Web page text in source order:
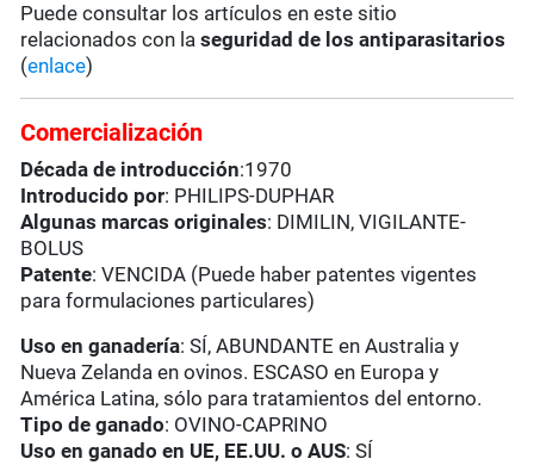
Puede consultar los artículos en este sitio
relacionados con laseguridad de los antiparasitarios
(enlace)
Comercialización
Década de introducción:1970
Introducido por: PHILIPS-DUPHAR
Algunas marcas originales: DIMILIN, VIGILANTE-
BOLUS
Patente: VENCIDA (Puede haber patentes vigentes
para formulaciones particulares)
Uso en ganadería: SÍ, ABUNDANTE en Australia y
Nueva Zelanda en ovinos. ESCASO en Europa y
América Latina, sólo para tratamientos del entorno.
Tipo de ganado: OVINO-CAPRINO
Uso en ganado en UE, EE.UU. o AUS: SÍ